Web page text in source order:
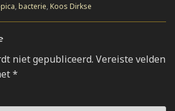
, bacterie, Koos Dirkse
niet gepubliceerd. Vereiste velden
*